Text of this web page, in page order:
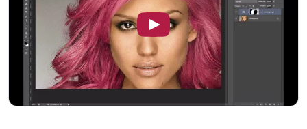
Unterstütze mich
Mehr über mich
Häufige Fragen
Impressum & Datenschutz